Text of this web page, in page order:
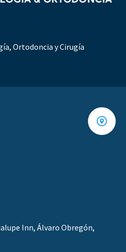
Ortodoncia y Cirugía
Inn, Álvaro Obregón,